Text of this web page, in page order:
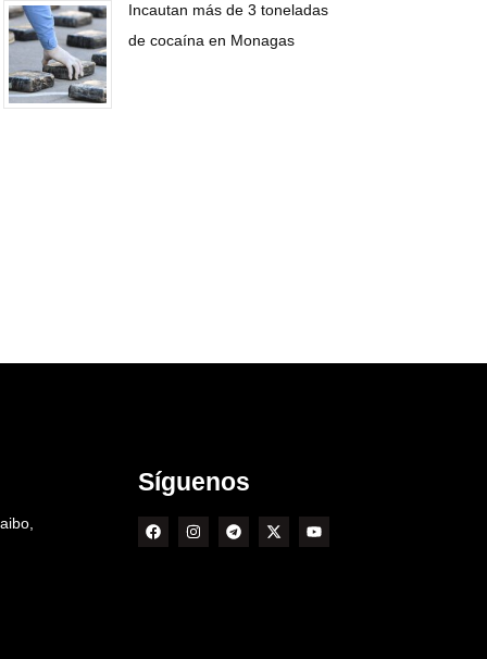
Incautan más de 3 toneladas
de cocaína en Monagas
Síguenos